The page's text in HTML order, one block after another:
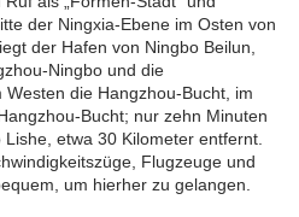
der Ningxia-Ebene im Osten von
der Hafen von Ningbo Beilun,
Ningbo und die
Westen die Hangzhou-Bucht, im
Bucht; nur zehn Minuten
etwa 30 Kilometer entfernt.
Flugzeuge und
um hierher zu gelangen.